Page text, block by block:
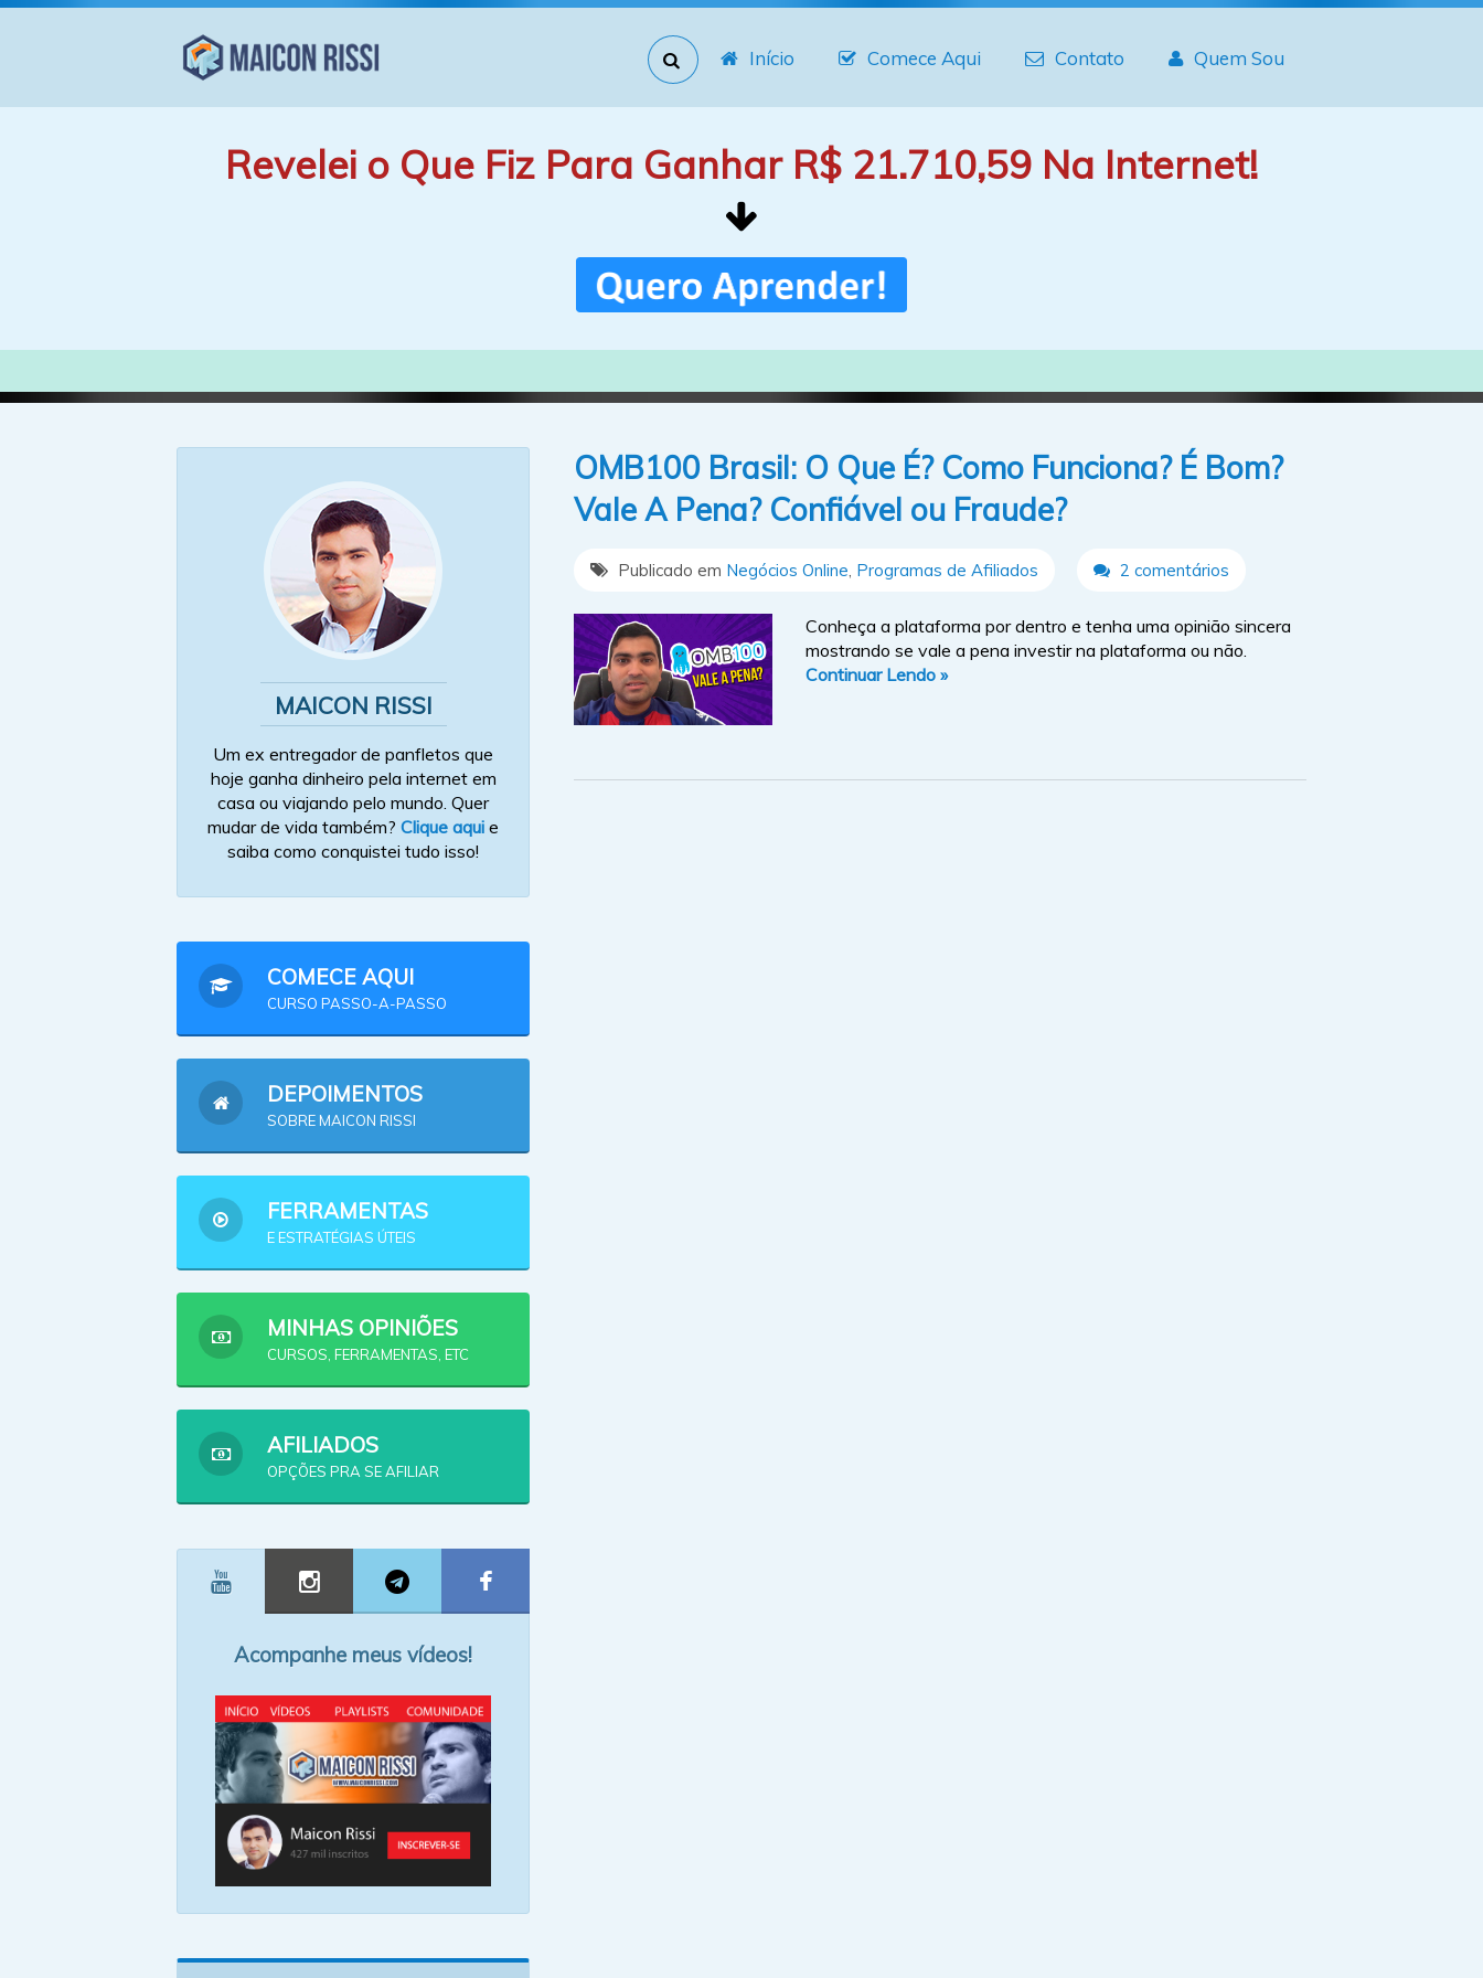
Início Comece Aqui Contato Quem Sou
Revelei o Que Fiz Para Ganhar R$ 21.710,59 Na Internet!
OMB100 Brasil: O Que É? Como Funciona? É Bom?
Vale A Pena? Confiável ou Fraude?
Publicado em Negócios Online Programas de Afiliados 2 comentários
Conheça a plataforma por dentro e tenha uma opinião sincera
mostrando se vale a pena investir na plataforma ou não.
Continuar Lendo »
MAICON RISSI
Um ex entregador de panfletos que
hoje ganha dinheiro pela internet em
casa ou viajando pelo mundo. Quer
mudar de vida também? Clique aqui e
saiba como conquistei tudo isso!
COMECE AQUI
CURSO PASSO-A-PASSO
DEPOIMENTOS
SOBRE MAICON RISSI
FERRAMENTAS
E ESTRATÉGIAS ÚTEIS
MINHAS OPINIÕES
CURSOS, FERRAMENTAS, ETC
AFILIADOS
OPÇÕES PRA SE AFILIAR
Acompanhe meus vídeos!